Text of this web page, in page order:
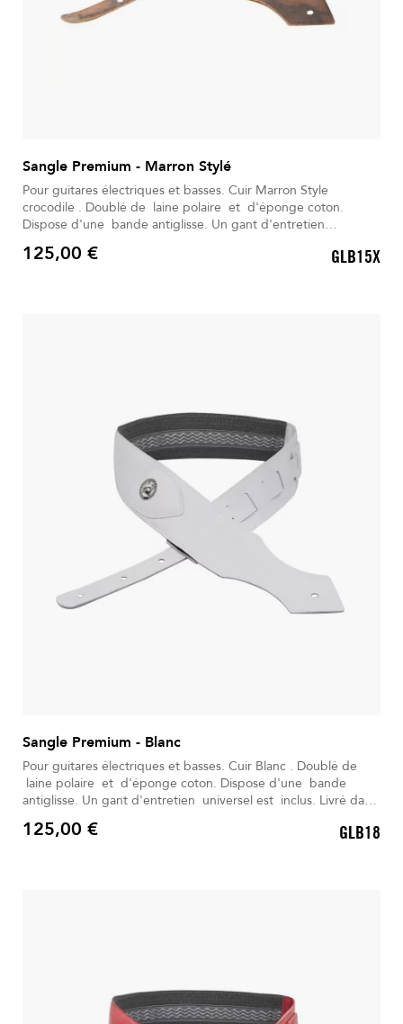
Sangle Premium - Marron Stylé
Pour guitares électriques et basses. Cuir Marron Style
crocodile . Doublé de laine polaire et d'éponge coton.
Dispose d'une bande antiglisse. Un gant d'entretien
Prix
125,00 € GLB15X
Sangle Premium - Blanc
Pour guitares électriques et basses. Cuir Blanc . Doublé de
laine polaire et d'éponge coton. Dispose d'une bande
antiglisse. Un gant d'entretien universel est inclus. Livré dans
Prix
125,00 € GLB18